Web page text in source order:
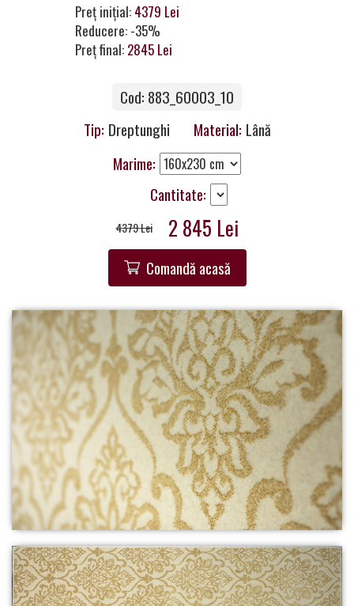
Preț inițial: 4379 Lei
Reducere: -35%
Preț final: 2845 Lei
Cod: 883_60003_10
Tip: Dreptunghi Material: Lână
Marime:
Cantitate:
4379 Lei 2 845 Lei
Comandă acasă